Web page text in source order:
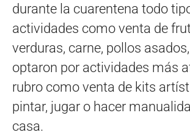
durante la cuarentena todo
actividades como venta de
verduras, carne, pollos
optaron por actividades más
rubro como venta de kits
pintar, jugar o hacer
casa.